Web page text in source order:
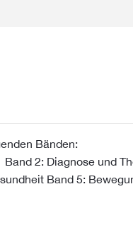
Bänden:
2: Diagnose und
Band 5: